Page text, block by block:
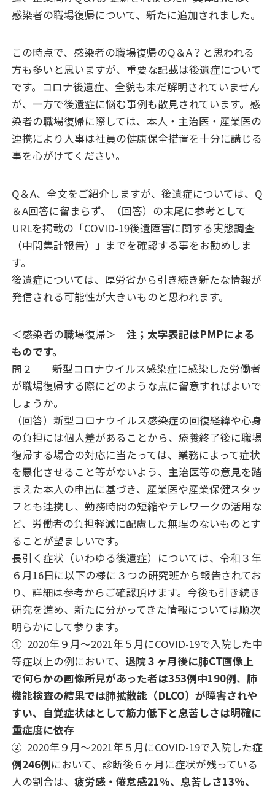
感染者の職場復帰について、新たに追加されました。
この時点で、感染者の職場復帰のQ＆A？と思われる
方も多いと思いますが、 重要な記載は後遺症について
です。コロナ後遺症、全貌も未だ解明されていません
が、一方で後遺症に悩む事例も散見されています。感
染者の職場復帰に際しては、本人・主治医・産業医の
連携により人事は社員の健康保全措置を十分に講じる
事を心がけてください。
Q＆A、 全文をご紹介しますが、後遺症については、Q
＆A回答に留まらず、（回答）の末尾に参考として
URLを掲載の「COVID-19後遺障害に関する実態調査
（中間集計報告）」までを確認する事をお勧めしま
す。
後遺症については、厚労省から引き続き新たな情報が
発信される可能性が大きいものと思われます。
＜感染者の職場復帰＞ 注；太字表記はPMPによる
ものです。
問２ 新型コロナウイルス感染症に感染した労働者
が職場復帰する際にどのような点に留意すればよいで
しょうか。
（回答）新型コロナウイルス感染症の回復経緯や心身
の負担には個人差があることから、療養終了後に職場
復帰する場合の対応に当たっては、業務によって症状
を悪化させること等がないよう、主治医等の意見を踏
まえた本人の申出に基づき、産業医や産業保健スタッ
フとも連携し、勤務時間の短縮やテレワークの活用な
ど、労働者の負担軽減に配慮した無理のないものとす
ることが望ましいです。
長引く症状（いわゆる後遺症）については、令和３年
６月16日に以下の様に３つの研究班から報告されてお
り、詳細は参考からご確認頂けます。今後も引き続き
研究を進め、新たに分かってきた情報については順次
明らかにして参ります。
① 2020年９月～2021年５月にCOVID-19で入院した中
等症以上の例において、 退院３ヶ月後に肺CT画像上
で何らかの画像所見があった者は353例中190例、肺
機能検査の結果では肺拡散能（DLCO）が障害されや
すい、自覚症状はとして筋力低下と息苦しさは明確に
重症度に依存
② 2020年９月～2021年５月にCOVID-19で入院した症
例246例において、診断後６ヶ月に症状が残っている
人の割合は、疲労感・倦怠感21％、息苦しさ13％、